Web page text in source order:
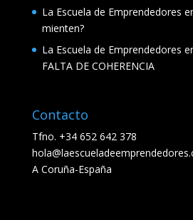
La Escuela de Emprendedores
mienten?
La Escuela de Emprendedores
FALTA DE COHERENCIA
Contacto
Tfno. +34 652 642 378
A Coruña-España